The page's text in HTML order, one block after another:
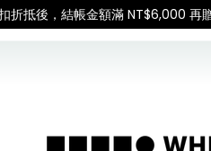
扣折抵後，結帳金額滿 NT$6,000